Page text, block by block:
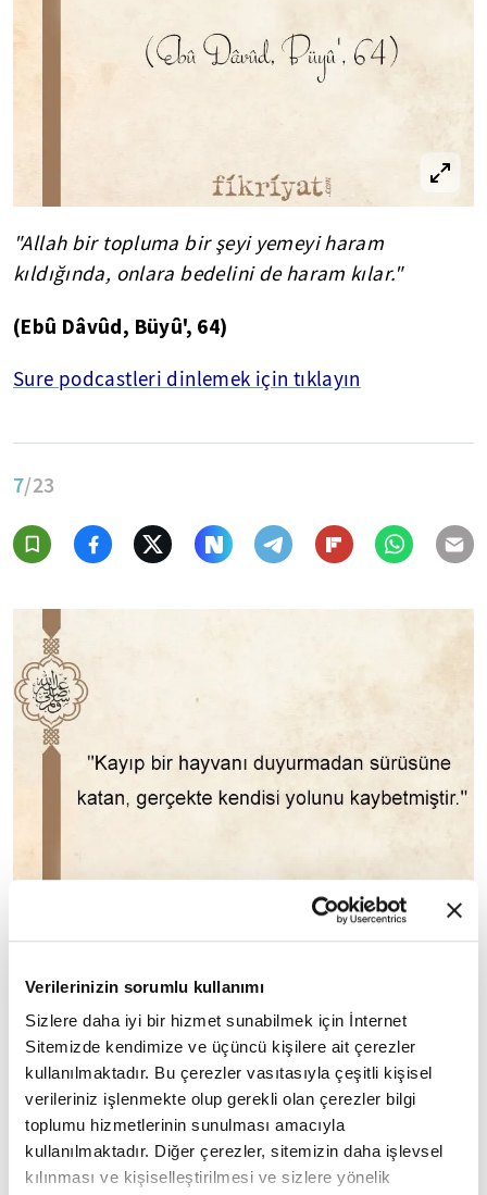
Verilerinizin sorumlu kullanımı
Sizlere daha iyi bir hizmet sunabilmek için İnternet
Sitemizde kendimize ve üçüncü kişilere ait çerezler
kullanılmaktadır. Bu çerezler vasıtasıyla çeşitli kişisel
verileriniz işlenmekte olup gerekli olan çerezler bilgi
toplumu hizmetlerinin sunulması amacıyla
kullanılmaktadır. Diğer çerezler, sitemizin daha işlevsel
kılınması ve kişiselleştirilmesi ve sizlere yönelik
"Allah bir topluma bir şeyi yemeyi haram
kıldığında, onlara bedelini de haram kılar."
(Ebû Dâvûd, Büyû', 64)
Sure podcastleri dinlemek için tıklayın
7/23
"Kayıp bir hayvanı duyurmadan sürüsüne katan,
gerçekte kendisi yolunu kaybetmiştir."